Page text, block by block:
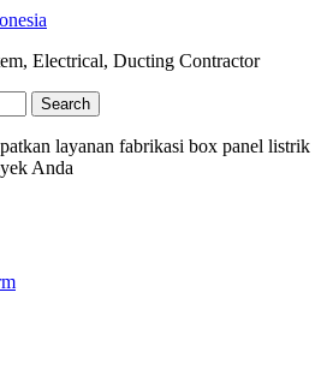
Electrical, Ducting Contractor
Search
layanan fabrikasi box panel listrik
Anda